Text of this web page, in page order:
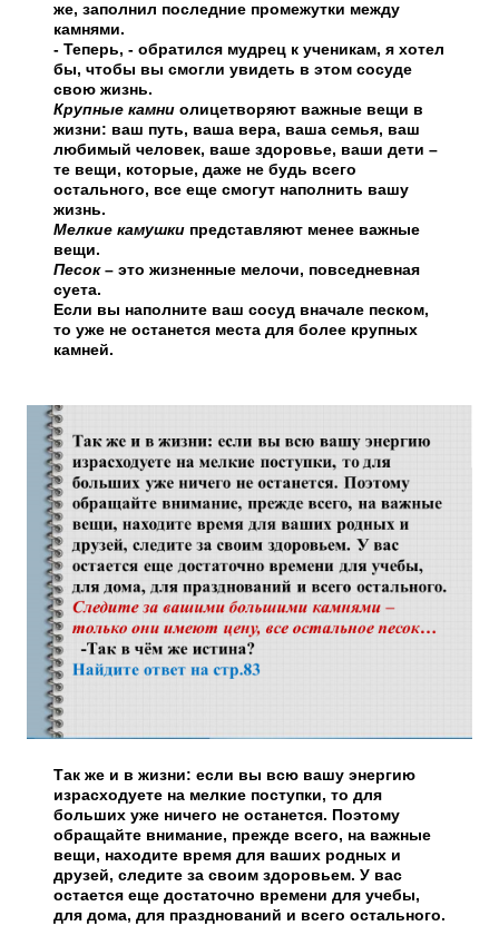
же, заполнил последние промежутки между
камнями.
- Теперь, - обратился мудрец к ученикам, я хотел
бы, чтобы вы смогли увидеть в этом сосуде
свою жизнь.
Крупные камни олицетворяют важные вещи в
жизни: ваш путь, ваша вера, ваша семья, ваш
любимый человек, ваше здоровье, ваши дети –
те вещи, которые, даже не будь всего
остального, все еще смогут наполнить вашу
жизнь.
Мелкие камушки представляют менее важные
вещи.
Песок – это жизненные мелочи, повседневная
суета.
Если вы наполните ваш сосуд вначале песком,
то уже не останется места для более крупных
камней.
Так же и в жизни: если вы всю вашу энергию
израсходуете на мелкие поступки, то для
больших уже ничего не останется. Поэтому
обращайте внимание, прежде всего, на важные
вещи, находите время для ваших родных и
друзей, следите за своим здоровьем. У вас
остается еще достаточно времени для учебы,
для дома, для празднований и всего остального.